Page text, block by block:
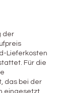
der
Lieferkosten
Für die
das bei der